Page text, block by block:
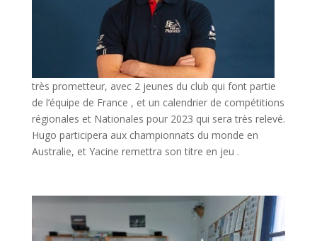
très prometteur, avec 2 jeunes du club qui font partie
de l’équipe de France , et un calendrier de compétitions
régionales et Nationales pour 2023 qui sera très relevé.
Hugo participera aux championnats du monde en
Australie, et Yacine remettra son titre en jeu .